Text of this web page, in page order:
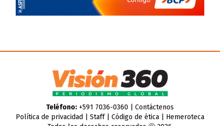
Teléfono:+591 7036-0360 | Contáctenos
Política de privacidad
Staff| Código de ética| Hemeroteca